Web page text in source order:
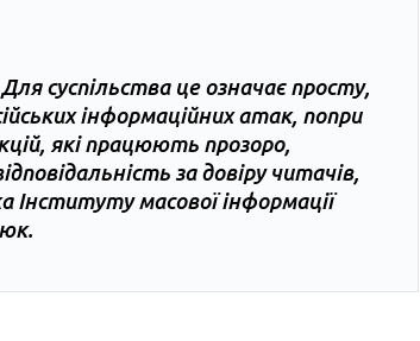
суспільства це означає просту,
інформаційних атак, попри
які працюють прозоро,
за довіру читачів,
Інституту масової інформації